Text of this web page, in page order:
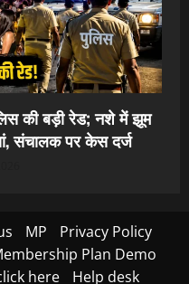
की बड़ी रेड; नशे में झूम
संचालक पर केस दर्ज
MP
Privacy Policy
Plan Demo
here Help desk